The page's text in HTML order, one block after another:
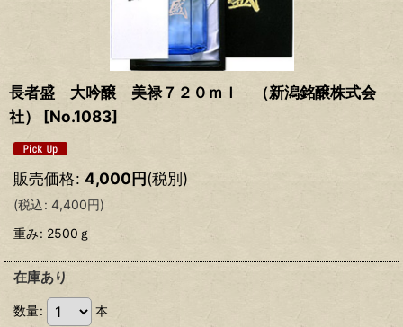
長者盛 大吟醸 美禄７２０ｍｌ （新潟銘醸株式会
社）
[No.1083]
販売価格: 4,000円(税別)
(税込: 4,400円)
重み: 2500ｇ
在庫あり
数量: 本